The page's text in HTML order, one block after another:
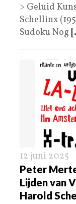
> Geluid
Schellinx
Sudoku Nog
12 juni 2025
Peter
Lijden van
Harold